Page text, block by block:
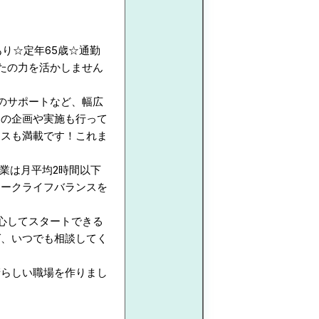
り☆定年65歳☆通勤
の力を活かしません
サポートなど、幅広
企画や実施も行って
も満載です！これま
は月平均2時間以下
クライフバランスを
してスタートできる
いつでも相談してく
しい職場を作りまし